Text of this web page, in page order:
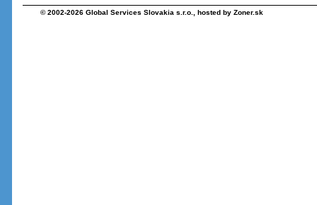
© 2002-2026 Global Services Slovakia s.r.o. , hosted by Zoner.sk